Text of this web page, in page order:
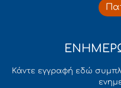
Κάντε εγγραφή εδώ